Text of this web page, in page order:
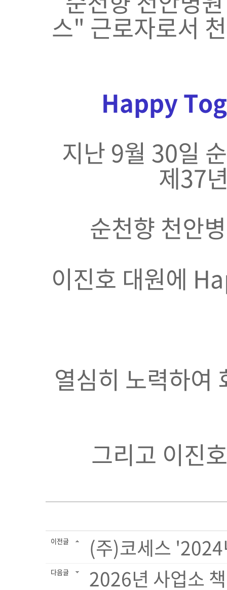
스" 근로자로서
Happy
지난 9월 30일
제37
순천향 천안
이진호 대원에
열심히 노력하여
그리고 이진
이전글 (주)코세스
다음글 2026년 사업소